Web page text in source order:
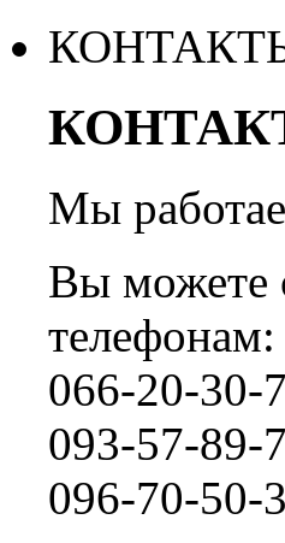
Мы
Вы можете
телефонам:
066-20-30-
093-57-89-
096-70-50-